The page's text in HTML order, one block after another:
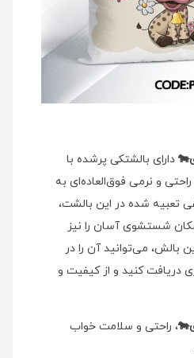
دارای بالشتکی پرشده با
که راحتی و نرمی فوق‌العاده‌ای به
شده در این بالشت،
شستشوی آسان را نیز
بالش، می‌توانید آن را در
7 الی 15 روزکاری دریافت کنید و از کیفیت و
، راحتی و سلامت خواب